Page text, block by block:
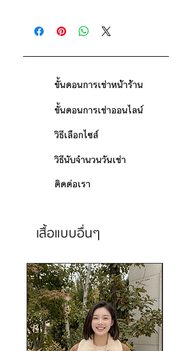
ติดต่อร้านเพื่อสอบถามราคา
ดูแผนที่ร้าน
ขั้นตอนการเช่าหน้าร้าน
ขั้นตอนการเช่าออนไลน์
วิธีเลือกไซส์
วิธีนับจำนวนวันเช่า
ติดต่อเรา
เสื้อแบบอื่นๆ